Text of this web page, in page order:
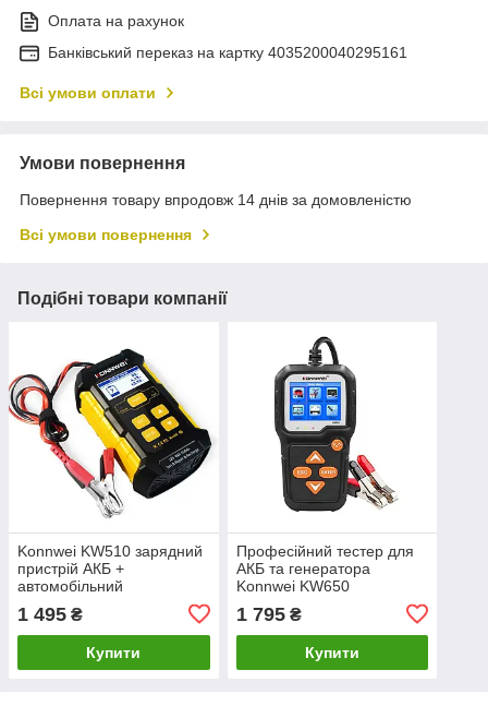
Оплата на рахунок
Банківський переказ на картку 4035200040295161
Всі умови оплати
Умови повернення
Повернення товару впродовж 14 днів за домовленістю
Всі умови повернення
Подібні товари компанії
Konnwei KW510 зарядний
пристрій АКБ +
автомобільний
1 495 ₴
Купити
Професійний тестер для
АКБ та генератора
Konnwei KW650
1 795₴
Купити